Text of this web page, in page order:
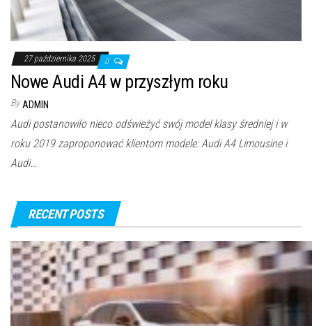
27 października 2025 0
Nowe Audi A4 w przyszłym roku
By ADMIN
Audi postanowiło nieco odświeżyć swój model klasy średniej i w
roku 2019 zaproponować klientom modele: Audi A4 Limousine i
Audi…
RECENT POSTS